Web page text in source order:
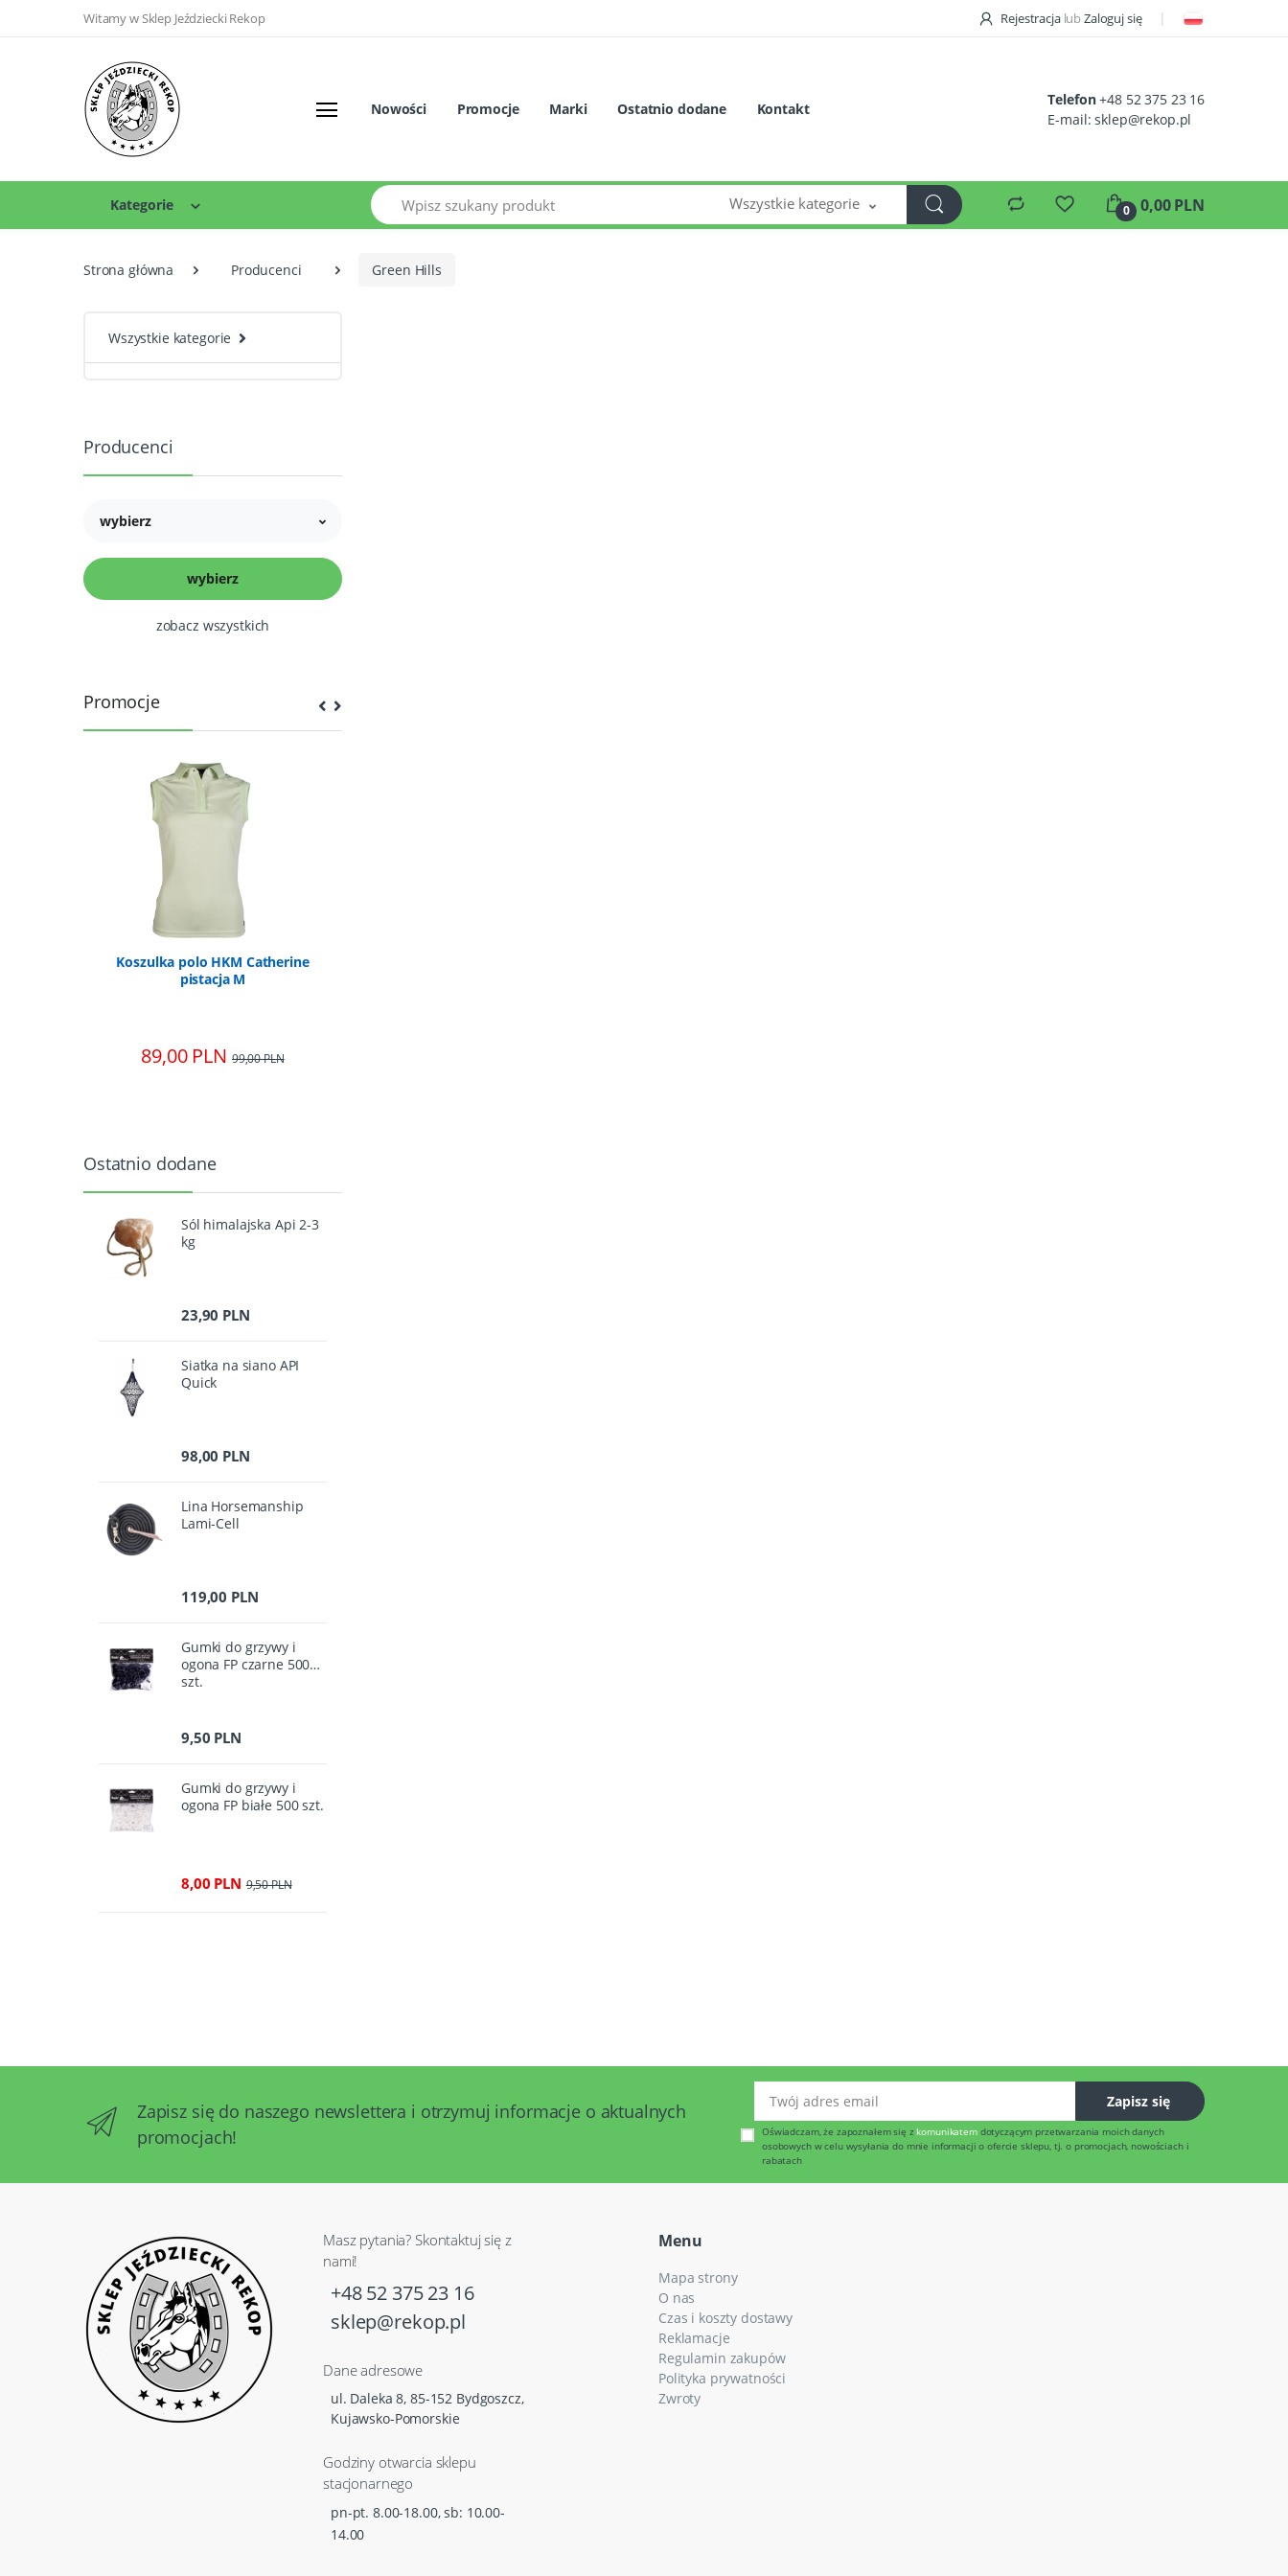
Witamy w Sklep Jeździecki Rekop Rejestracja lub Zaloguj się
Nowości Promocje Marki Ostatnio dodane Kontakt
Telefon +48 52 375 23 16
E-mail:sklep@rekop.pl
Kategorie
Szukaj Wszystkie kategorie 0 0,00 PLN
Strona główna Producenci Green Hills
Wszystkie kategorie
Producenci
wybierz
zobacz wszystkich
Promocje
Koszulka polo HKM Catherine
pistacja M
89,00 PLN 99,00 PLN
Ostatnio dodane
Sól himalajska Api 2-3
kg
23,90 PLN
Siatka na siano API
Quick
98,00 PLN
Lina Horsemanship
Lami-Cell
119,00 PLN
Gumki do grzywy i
ogona FP czarne 500
szt.
9,50 PLN
Gumki do grzywy i
ogona FP białe 500 szt.
8,00 PLN 9,50 PLN
Zapisz się do naszego newslettera i otrzymuj informacje o aktualnych
promocjach!
Zapisz się
Oświadczam, że zapoznałem się z komunikatemdotyczącym przetwarzania moich danych
osobowych w celu wysyłania do mnie informacji o ofercie sklepu, tj. o promocjach, nowościach i
rabatach
Masz pytania? Skontaktuj się z
nami!
+48 52 375 23 16
sklep@rekop.pl
Dane adresowe
ul. Daleka 8, 85-152 Bydgoszcz,
Kujawsko-Pomorskie
Godziny otwarcia sklepu
stacjonarnego
pn-pt. 8.00-18.00, sb: 10.00-
14.00
Menu
Mapa strony
O nas
Czas i koszty dostawy
Reklamacje
Regulamin zakupów
Polityka prywatności
Zwroty